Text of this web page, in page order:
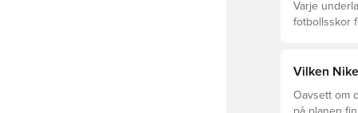
Varje
fotbollsskor
underlagen.
Vilken
Oavsett om